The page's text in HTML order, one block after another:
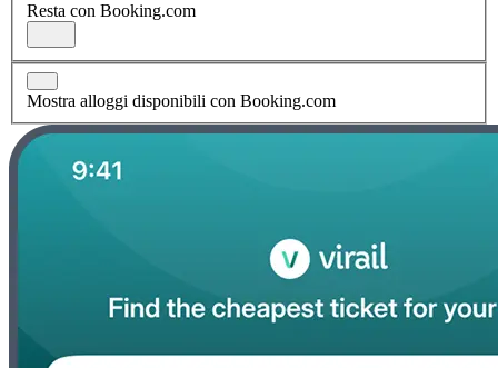
Resta con Booking.com
Mostra alloggi disponibili con Booking.com